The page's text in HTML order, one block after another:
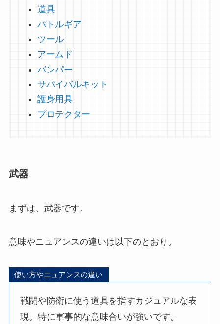
道具
バトルギア
ツール
アームド
バンパー
サバイバルキット
護身用具
プロテクター
武器
まずは、武器です。
意味やニュアンスの違いは以下のとおり。
使い方やニュアンスの違い
戦闘や防衛に使う道具を指すカジュアルな表
現。特に軍事的な意味合いが強いです。